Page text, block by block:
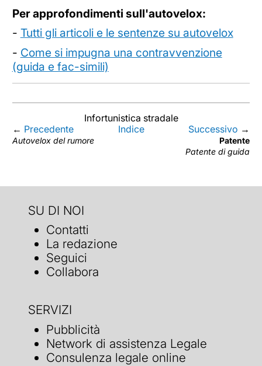
Per approfondimenti sull'autovelox:
- Tutti gli articoli e le sentenze su autovelox
- Come si impugna una contravvenzione
(guida e fac-simili)
Infortunistica stradale
← Precedente
Autovelox del rumore
Indice Successivo →
Patente
Patente di guida
SU DI NOI
Contatti
La redazione
Seguici
Collabora
SERVIZI
Pubblicità
Network di assistenza Legale
Consulenza legale online